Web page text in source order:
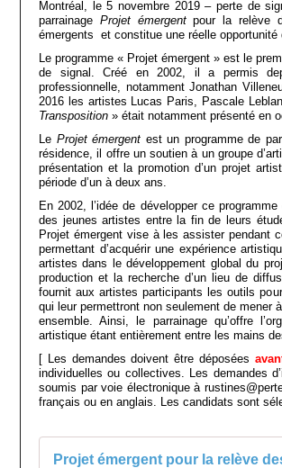
Montréal, le 5 novembre 2019 – perte de
parrainage Projet émergentpour la relève
émergents et constitue une réelle
Le programme « Projet émergent » est le
de signal. Créé en 2002, il a permis
professionnelle, notamment Jonathan
2016 les artistes Lucas Paris, Pascale
Transposition » était notamment présenté en
Le Projet émergent est un programme de
résidence, il offre un soutien à un groupe
présentation et la promotion d’un projet
période d’un à deux ans.
En 2002, l’idée de développer ce
des jeunes artistes entre la fin de leurs
Projet émergent vise à les assister pendant
permettant d’acquérir une expérience
artistes dans le développement global du
production et la recherche d’un lieu de
fournit aux artistes participants les outils
qui leur permettront non seulement de
ensemble. Ainsi, le parrainage qu’offre
artistique étant entièrement entre les mains
[ Les demandes doivent être déposées
individuelles ou collectives. Les demandes
soumis par voie électronique à
français ou en anglais. Les candidats sont
Projet émergent pour la relève